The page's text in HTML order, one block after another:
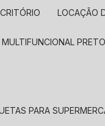
LOCAÇÃO
PARA